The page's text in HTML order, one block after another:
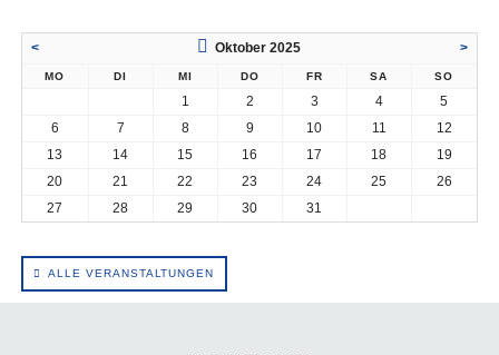
< Oktober 2025 >
MO DI MI DO FR SA SO
1 2 3 4
5
6
7 8 9 10 11
12
13
14 15 16 17 18
19
20
21 22 23 24 25
26
27
28 29 30 31
ALLE VERANSTALTUNGEN